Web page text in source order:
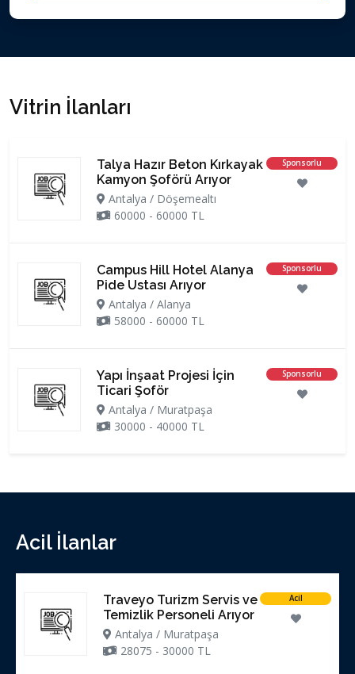
Vitrin İlanları
Talya Hazır Beton Kırkayak
Kamyon Şoförü Arıyor
Antalya / Döşemealtı
60000 - 60000 TL
Sponsorlu
Campus Hill Hotel Alanya
Pide Ustası Arıyor
Antalya / Alanya
58000 - 60000 TL
Sponsorlu
Yapı İnşaat Projesi İçin
Ticari Şoför
Antalya / Muratpaşa
30000 - 40000 TL
Sponsorlu
Acil İlanlar
Traveyo Turizm Servis ve
Temizlik Personeli Arıyor
Antalya / Muratpaşa
28075 - 30000 TL
Acil